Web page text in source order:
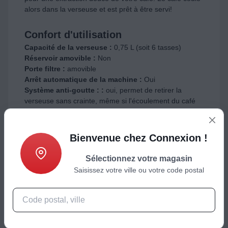
alors dans la verseuse et est prêt à être servi!
Confort d'utilisation
Capacité de la verseuse : 0,75 L (soit 6 tasses)
Réservoir amovible : Non
Porte filtre : amovible
Arrêt automatique de la machine : Oui
Système anti-goutte : : oui, permet de retirer la
verseuse sans crainte, même si l'écoulement du café
n'est pas terminée
Type d'affichage :
Niveau d'eau visible sur le réservoir :oui
Bienvenue chez Connexion !
Sélectionnez votre magasin
Saisissez votre ville ou votre code postal